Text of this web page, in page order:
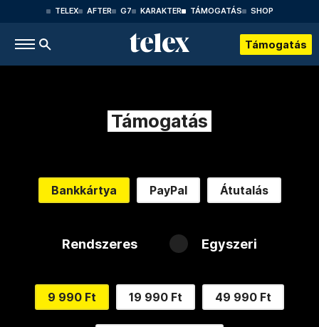
TELEX AFTER G7 KARAKTER TÁMOGATÁS SHOP
Támogatás
Támogatás
Bankkártya PayPal Átutalás
Rendszeres Egyszeri
9 990 Ft 19 990 Ft 49 990 Ft